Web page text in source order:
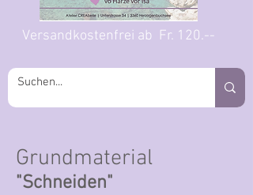
Versandkostenfrei ab Fr. 120.--
Grundmaterial
"Schneiden"